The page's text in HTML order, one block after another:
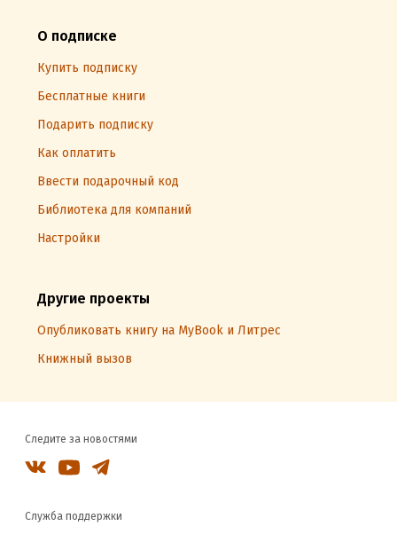
О подписке
Купить подписку
Бесплатные книги
Подарить подписку
Как оплатить
Ввести подарочный код
Библиотека для компаний
Настройки
Другие проекты
Опубликовать книгу на MyBook и Литрес
Книжный вызов
Следите за новостями
Служба поддержки